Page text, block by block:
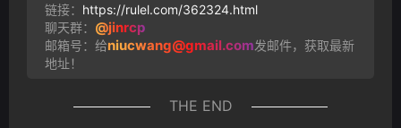
链接： https://rulel.com/362324.html
聊天群： @jinrcp
邮箱号：给niucwang@gmail.com发邮件，获取最新
地址！
THE END